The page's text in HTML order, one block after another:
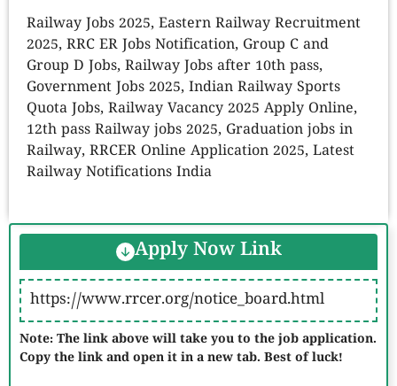
Railway Jobs 2025, Eastern Railway Recruitment
2025, RRC ER Jobs Notification, Group C and
Group D Jobs, Railway Jobs after 10th pass,
Government Jobs 2025, Indian Railway Sports
Quota Jobs, Railway Vacancy 2025 Apply Online,
12th pass Railway jobs 2025, Graduation jobs in
Railway, RRCER Online Application 2025, Latest
Railway Notifications India
Apply Now Link
https://www.rrcer.org/notice_board.html
Note: The link above will take you to the job application.
Copy the link and open it in a new tab. Best of luck!